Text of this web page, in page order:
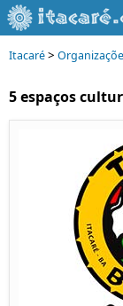
Itacaré>
5 espaços